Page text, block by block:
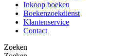
Inkoop boeken
Boekenzoekdienst
Klantenservice
Contact
Zoeken